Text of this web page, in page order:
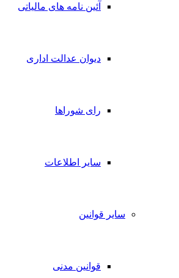
آئین نامه های مالیاتی
دیوان عدالت اداری
رای شوراها
سایر اطلاعات
سایر قوانین
قوانین مدنی